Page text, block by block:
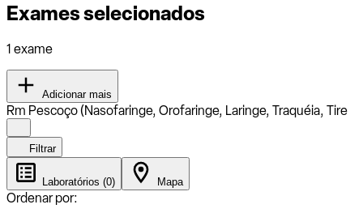
Exames selecionados
1 exame
Adicionar mais
Rm Pescoço (Nasofaringe, Orofaringe, Laringe, Traquéia, Tire
Filtrar
Laboratórios (0) Mapa
Ordenar por: